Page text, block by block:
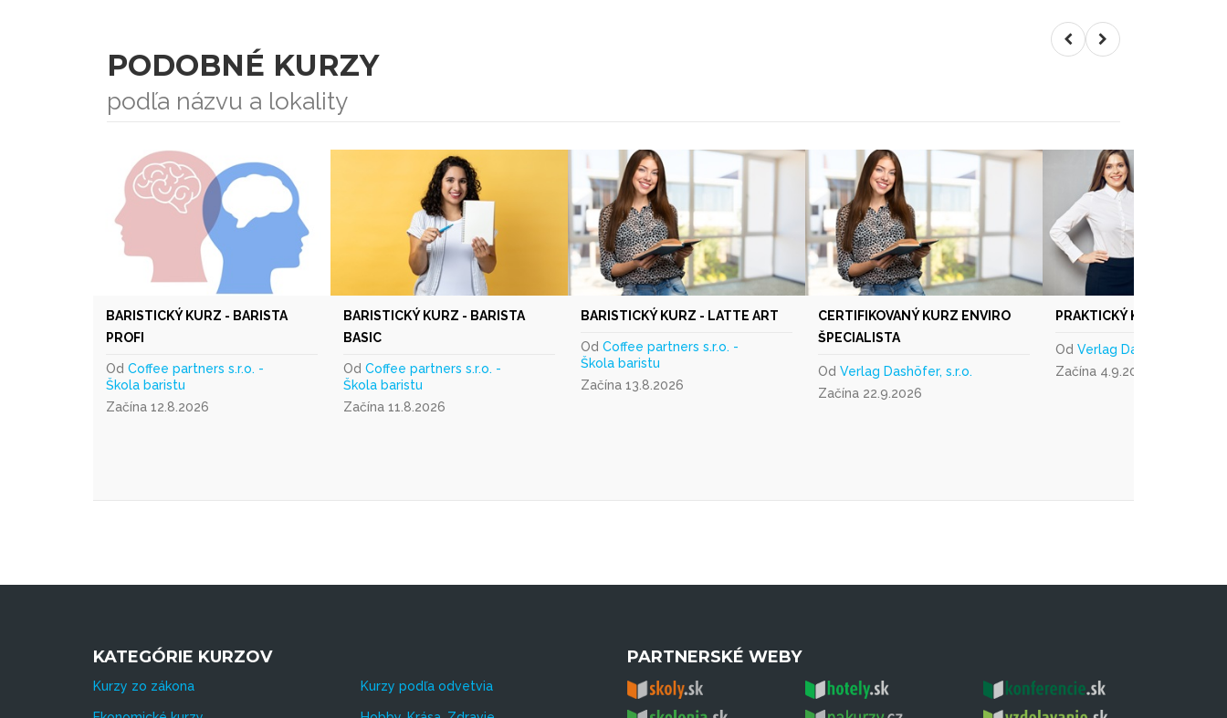
PODOBNÉ KURZY
podľa názvu a lokality
BARISTICKÝ KURZ - BARISTA
PROFI
Od Coffee partners s.r.o. -
Škola baristu
Začína 12.8.2026
BARISTICKÝ KURZ - BARISTA
BASIC
Od Coffee partners s.r.o. -
Škola baristu
Začína 11.8.2026
BARISTICKÝ KURZ - LATTE ART
Od Coffee partners s.r.o. -
Škola baristu
Začína 13.8.2026
CERTIFIKOVANÝ KURZ ENVIRO
ŠPECIALISTA
Od Verlag Dashöfer, s.r.o.
Začína 22.9.2026
PRAKTICKÝ KURZ EXCEL
Od Verlag Dashöfer, s.r.o.
Začína 4.9.2026
KATEGÓRIE KURZOV
Kurzy zo zákona Kurzy podľa odvetvia
PARTNERSKÉ WEBY